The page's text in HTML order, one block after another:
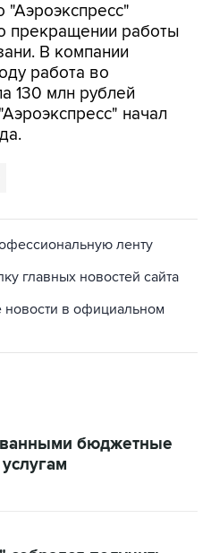
"Аэроэкспресс"
прекращении работы
В компании
работа во
130 млн рублей
начал
ленту
главных новостей сайта
новости в официальном
бюджетные